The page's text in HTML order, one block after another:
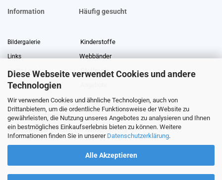
Diese Webseite verwendet Cookies und andere
Technologien
Wir verwenden Cookies und ähnliche Technologien, auch von
Drittanbietern, um die ordentliche Funktionsweise der Website zu
gewährleisten, die Nutzung unseres Angebotes zu analysieren und Ihnen
ein bestmögliches Einkaufserlebnis bieten zu können. Weitere
Informationen finden Sie in unserer Datenschutzerklärung.
Alle Akzeptieren
Information Häufig gesucht
Bildergalerie Kinderstoffe
Links Webbänder
Stoffe Lexikon Stoffreste
Über uns
Gewerberabatt Meterware
Stoffe auf Rechnung
Information zur Echtheit von Kundenbewertungen